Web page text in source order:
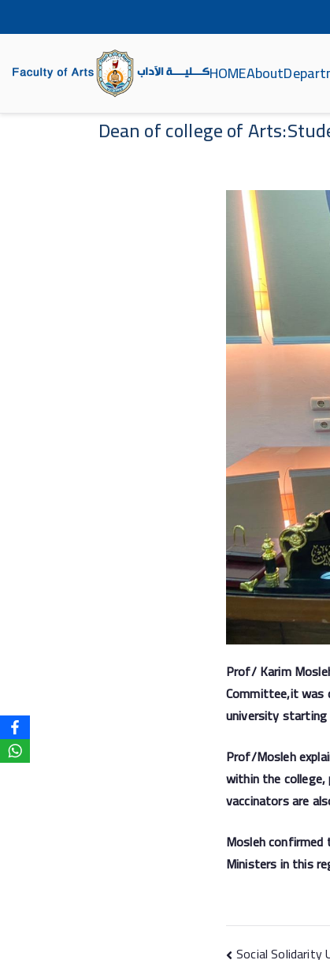
HOMEAbout
Dean of college of
Prof/ Karim
Committee,it was
university starting
Prof/Mosleh
within the
vaccinators are
Mosleh
Ministers in this
Social